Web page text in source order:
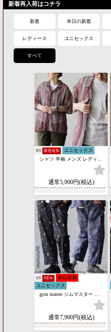
新着再入荷はコチラ
新着 本日の新着
レディース ユニセックス
すべて
8/9 新色追加
ユニセックス
シャツ 半袖 メンズ レディース バルファレース ストライプ 重ね着 伸縮性 シアー 涼しい 通気性 大きいサイズ ゆったり カジュアル 春 夏 パティ
通常5,900円(税込)
8/9 NEW
本日新着
ユニセックス
gym master ジムマスター パンツ テーパード メンズ レディース シアサッカー 総柄 オープンカラーシャツ 軽量 速乾 吸汗速乾 パティ
通常7,900円(税込)